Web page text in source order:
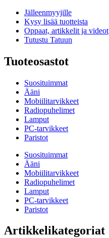
Jälleenmyyjille
Kysy lisää tuotteista
Oppaat, artikkelit ja videot
Tutustu Tatuun
Tuoteosastot
Suosituimmat
Ääni
Mobiilitarvikkeet
Radiopuhelimet
Lamput
PC-tarvikkeet
Paristot
Suosituimmat
Ääni
Mobiilitarvikkeet
Radiopuhelimet
Lamput
PC-tarvikkeet
Paristot
Artikkelikategoriat